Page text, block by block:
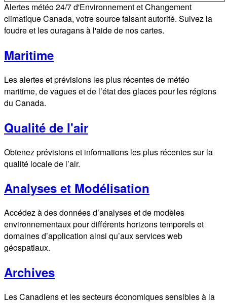
Alertes météo 24/7 d'Environnement et Changement
climatique Canada, votre source faisant autorité. Suivez la
foudre et les ouragans à l'aide de nos cartes.
Maritime
Les alertes et prévisions les plus récentes de météo
maritime, de vagues et de l’état des glaces pour les régions
du Canada.
Qualité de l'air
Obtenez prévisions et informations les plus récentes sur la
qualité locale de l’air.
Analyses et Modélisation
Accédez à des données d’analyses et de modèles
environnementaux pour différents horizons temporels et
domaines d’application ainsi qu’aux services web
géospatiaux.
Archives
Les Canadiens et les secteurs économiques sensibles à la